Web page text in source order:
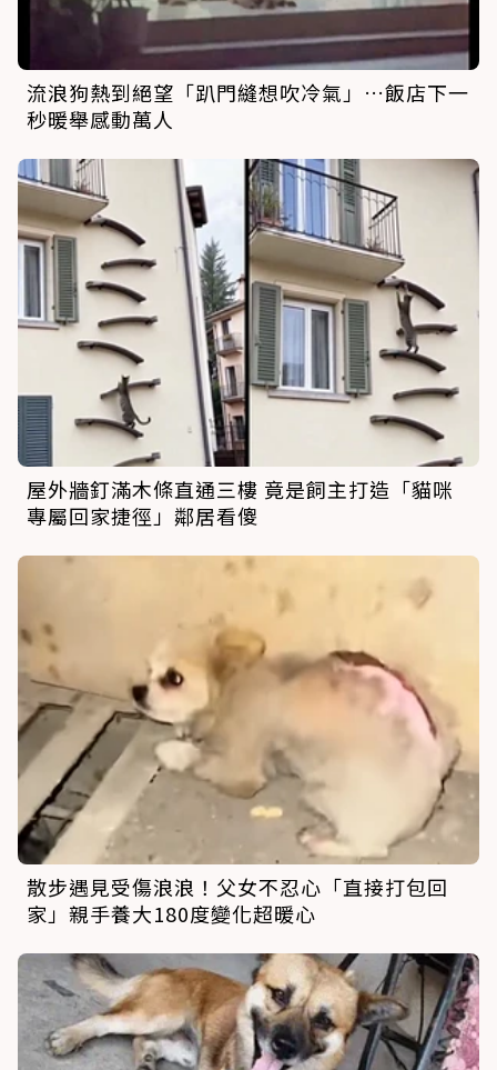
流浪狗熱到絕望「趴門縫想吹冷氣」…飯店下一
秒暖舉感動萬人
屋外牆釘滿木條直通三樓 竟是飼主打造「貓咪
專屬回家捷徑」鄰居看傻
散步遇見受傷浪浪！父女不忍心「直接打包回
家」親手養大180度變化超暖心